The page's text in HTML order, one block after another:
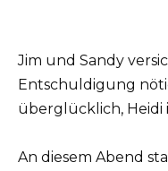
Jim und Sandy
Entschuldigung
überglücklich, Heidi
An diesem Abend